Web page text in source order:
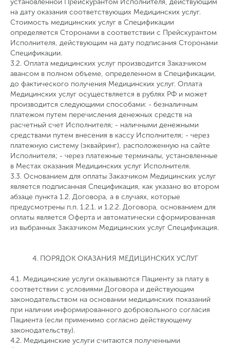
установленной Прейскурантом Исполнителя, действующим
на дату оказания соответствующих Медицинских услуг.
Стоимость медицинских услуг в Спецификации
определяется Сторонами в соответствии с Прейскурантом
Исполнителя, действующим на дату подписания Сторонами
Спецификации.
3.2. Оплата медицинских услуг производится Заказчиком
авансом в полном объеме, определенном в Спецификации,
до фактического получения Медицинских услуг. Оплата
Медицинских услуг осуществляется в рублях РФ и может
производится следующими способами: - безналичным
платежом путем перечисления денежных средств на
расчетный счет Исполнителя; - наличными денежными
средствами путем внесения в кассу Исполнителя; - через
платежную систему (эквайринг), расположенную на сайте
Исполнителя; - через платежные терминалы, установленные
в Местах оказания Медицинских услуг Исполнителя.
3.3. Основанием для оплаты Заказчиком Медицинских услуг
является подписанная Спецификация, как указано во втором
абзаце пункта 1.2. Договора, а в случаях, которые
предусмотрены п.п. 1.2.1. и 1.2.2. Договора, основанием для
оплаты является Оферта и автоматически сформированная
из выбранных Заказчиком Медицинских услуг Спецификация.
4. ПОРЯДОК ОКАЗАНИЯ МЕДИЦИНСКИХ УСЛУГ
4.1. Медицинские услуги оказываются Пациенту за плату в
соответствии с условиями Договора и действующим
законодательством на основании медицинских показаний
при наличии информированного добровольного согласия
Пациента (если применимо согласно действующему
законодательству).
4.2. Медицинские услуги считаются полученными